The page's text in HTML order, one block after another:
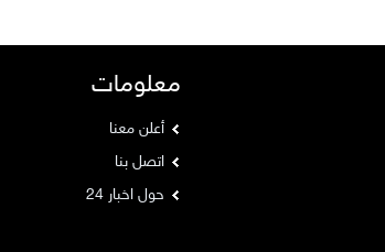
معلومات
أعلن معنا
اتصل بنا
حول اخبار 24